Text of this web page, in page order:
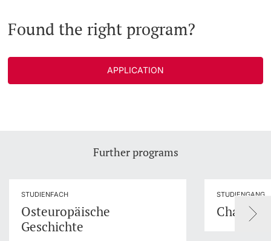
Found the right program?
APPLICATION
Further programs
STUDIENFACH
Osteuropäische
Geschichte
STUDIENGANG